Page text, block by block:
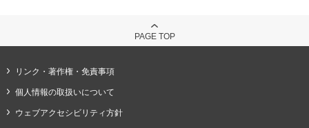
PAGE TOP
リンク・著作権・免責事項
個人情報の取扱いについて
ウェブアクセシビリティ方針